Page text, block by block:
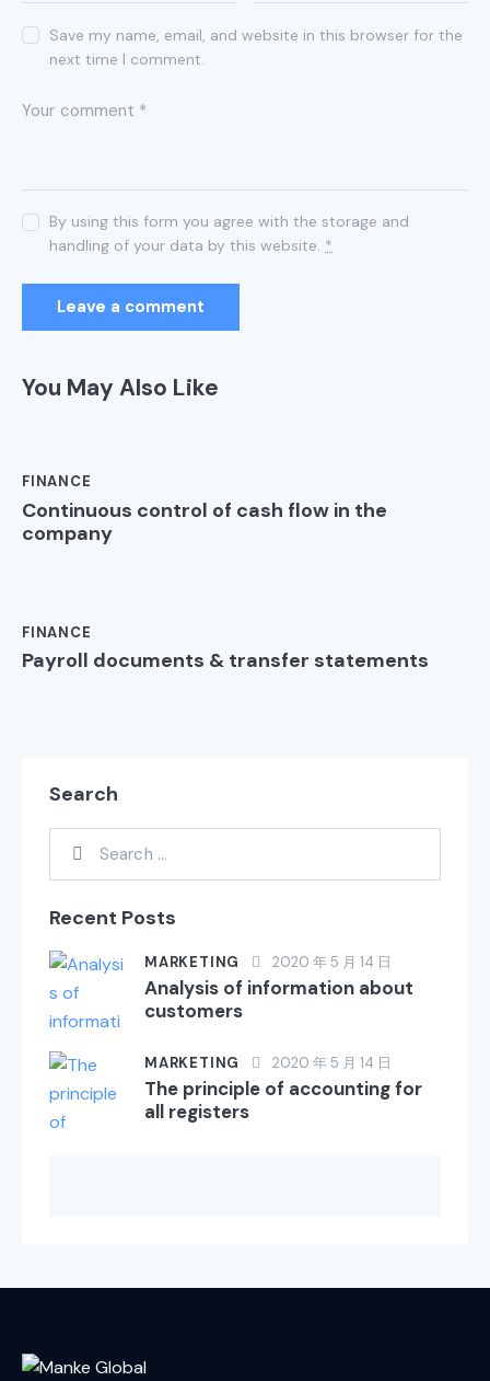
Save my name, email, and website in this browser for the
next time I comment.
By using this form you agree with the storage and
handling of your data by this website. *
You May Also Like
FINANCE
Continuous control of cash flow in the
company
FINANCE
Payroll documents & transfer statements
Search
Recent Posts
MARKETING 2020 年 5 月 14 日
Analysis of information about
customers
MARKETING 2020 年 5 月 14 日
The principle of accounting for
all registers